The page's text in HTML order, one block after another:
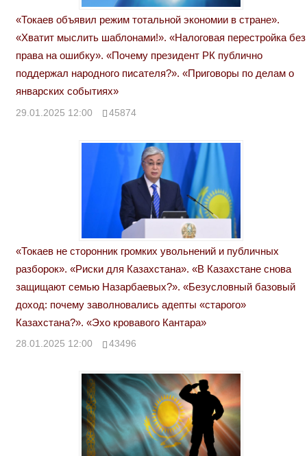
«Токаев объявил режим тотальной экономии в стране».
«Хватит мыслить шаблонами!». «Налоговая перестройка без
права на ошибку». «Почему президент РК публично
поддержал народного писателя?». «Приговоры по делам о
январских событиях»
29.01.2025 12:00 45874
«Токаев не сторонник громких увольнений и публичных
разборок». «Риски для Казахстана». «В Казахстане снова
защищают семью Назарбаевых?». «Безусловный базовый
доход: почему заволновались адепты «старого»
Казахстана?». «Эхо кровавого Кантара»
28.01.2025 12:00 43496